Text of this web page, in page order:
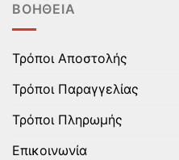
ΒΟΉΘΕΙΑ
Τρόποι Αποστολής
Τρόποι Παραγγελίας
Τρόποι Πληρωμής
Επικοινωνία